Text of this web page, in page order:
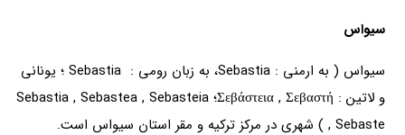
سیواس
سیواس ( به ارمنی : Sebastia، به زبان رومی : Sebastia ؛ یونانی
و لاتین : Σεβάστεια , Σεβαστή؛ Sebastia , Sebastea , Sebasteia
, Sebaste ) شهری در مرکز ترکیه و مقر استان سیواس است.